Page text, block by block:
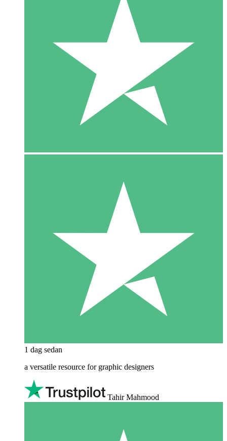
1 dag sedan
a versatile resource for graphic designers
Tahir Mahmood